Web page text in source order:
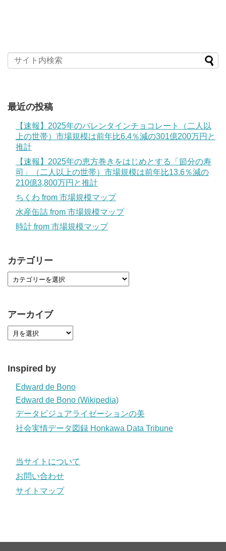
最近の投稿
【速報】2025年のバレンタインチョコレート（二人以
上の世帯）市場規模は前年比6.4％減の301億200万円と
推計
【速報】2025年の恵方巻きをはじめとする「節分の寿
司」（二人以上の世帯）市場規模は前年比13.6％減の
210億3,800万円と推計
ちくわ from 市場規模マップ
水産缶詰 from 市場規模マップ
時計 from 市場規模マップ
カテゴリー
アーカイブ
Inspired by
Edward de Bono
Edward de Bono (Wikipedia)
データビジュアライゼーションの美
社会実情データ図録 Honkawa Data Tribune
当サイトについて
お問い合わせ
サイトマップ